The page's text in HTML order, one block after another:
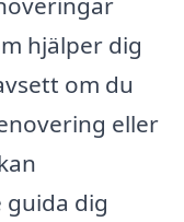
hjälper dig
om du
eller
dig